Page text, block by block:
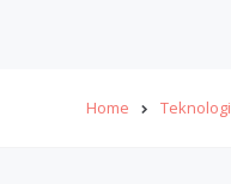
Home Teknologi